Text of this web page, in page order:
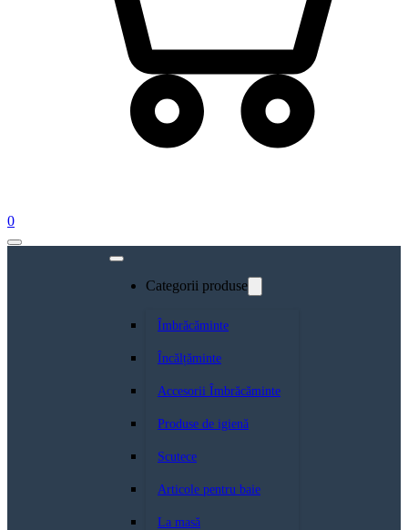
0
Categorii produse
Îmbrăcăminte
Încălțăminte
Accesorii Îmbrăcăminte
Produse de igienă
Scutece
Articole pentru baie
La masă